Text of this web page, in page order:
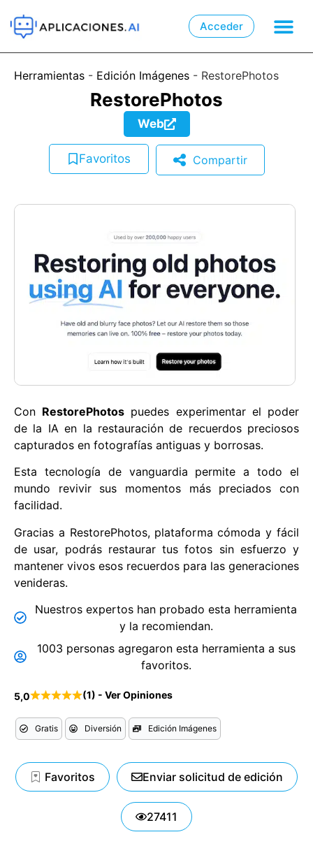
Acceder
Herramientas - Edición Imágenes - RestorePhotos
RestorePhotos
Web
Favoritos Compartir
Con RestorePhotos puedes experimentar el poder
de la IA en la restauración de recuerdos preciosos
capturados en fotografías antiguas y borrosas.
Esta tecnología de vanguardia permite a todo el
mundo revivir sus momentos más preciados con
facilidad.
Gracias a RestorePhotos, plataforma cómoda y fácil
de usar, podrás restaurar tus fotos sin esfuerzo y
mantener vivos esos recuerdos para las generaciones
venideras.
Nuestros expertos han probado esta herramienta
y la recomiendan.
1003 personas agregaron esta herramienta a sus
favoritos.
5,0 (1) - Ver Opiniones
Gratis Diversión Edición Imágenes
Favoritos Enviar solicitud de edición
27411